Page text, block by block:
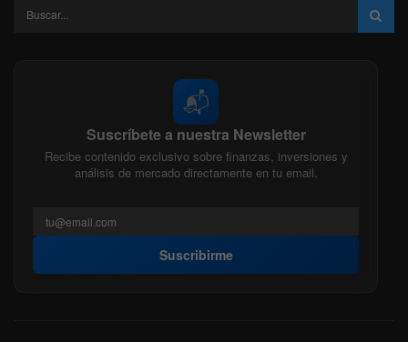
📬
Suscríbete a nuestra Newsletter
Recibe contenido exclusivo sobre finanzas, inversiones y
análisis de mercado directamente en tu email.
Suscribirme